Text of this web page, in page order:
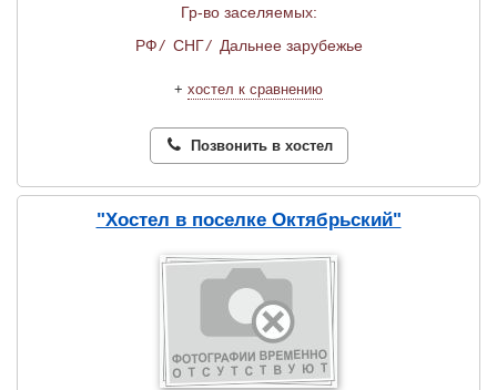
Гр-во заселяемых:
РФ/ СНГ/ Дальнее зарубежье
+ хостел к сравнению
Позвонить в хостел
"Хостел в поселке Октябрьский"